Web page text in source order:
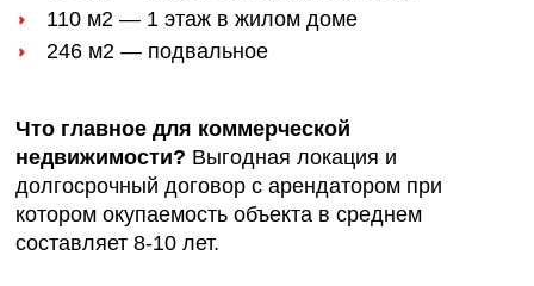
110 м2 — 1 этаж в жилом доме
246 м2 — подвальное
Что главное для коммерческой
недвижимости? Выгодная локация и
долгосрочный договор с арендатором при
котором окупаемость объекта в среднем
составляет 8-10 лет.